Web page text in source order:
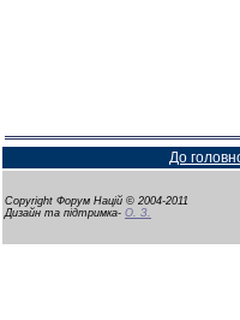
До
Copyright Форум Націй © 2004-2011
Дизайн та підтримка- О. З.